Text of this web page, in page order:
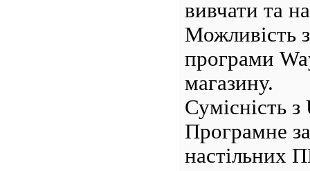
вивчати та
Можливість
програми
магазину.
Сумісність
Програмне
настільних